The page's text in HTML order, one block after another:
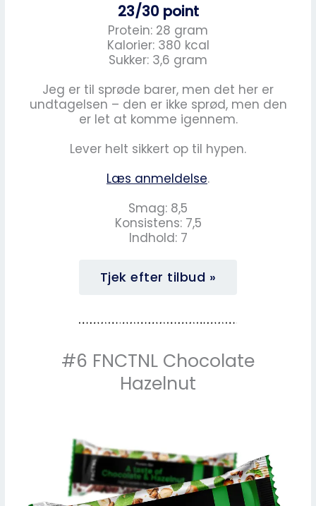
23/30 point
Protein: 28 gram
Kalorier: 380 kcal
Sukker: 3,6 gram
Jeg er til sprøde barer, men det her er
undtagelsen – den er ikke sprød, men den
er let at komme igennem.
Lever helt sikkert op til hypen.
Læs anmeldelse.
Smag: 8,5
Konsistens: 7,5
Indhold: 7
Tjek efter tilbud »
#6 FNCTNL Chocolate
Hazelnut